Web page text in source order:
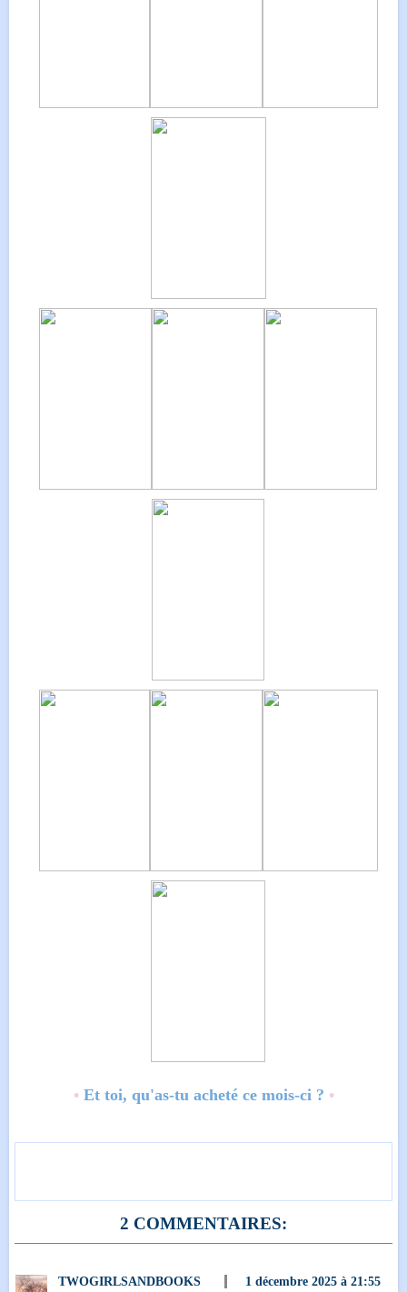
•Et toi, qu'as-tu acheté ce mois-ci ? •
2 COMMENTAIRES:
TWOGIRLSANDBOOKS 1 décembre 2025 à 21:55